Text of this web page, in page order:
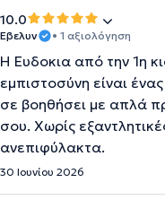
10.0
Εβελυν • 1 αξιολόγηση
Η Ευδοκια από την 1η
εμπιστοσύνη είναι
σε βοηθήσει με απλά
σου. Χωρίς
ανεπιφύλακτα.
30 Ιουνίου 2026